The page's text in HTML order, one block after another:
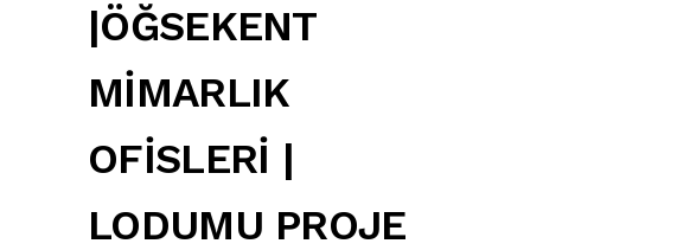
|ÖĞSEKENT
MİMARLIK
OFİSLERİ |
LODUMU PROJE